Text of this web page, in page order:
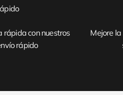
rápida con nuestros
rápido
Mejore